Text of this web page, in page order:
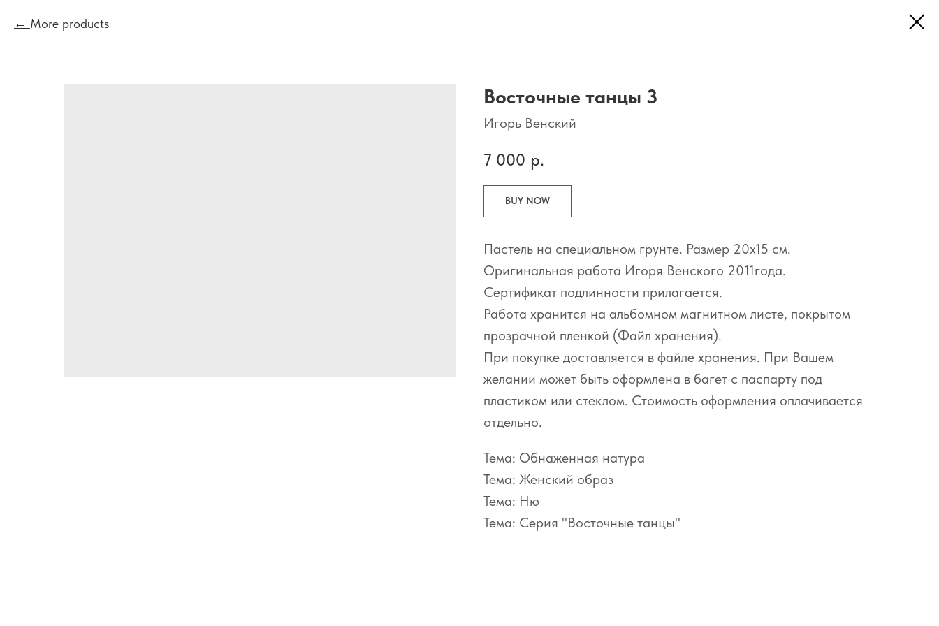
More products
Восточные танцы 3
Игорь Венский
7 000 р.
BUY NOW
Пастель на специальном грунте. Размер 20х15 см.
Оригинальная работа Игоря Венского 2011года.
Сертификат подлинности прилагается.
Работа хранится на альбомном магнитном листе, покрытом
прозрачной пленкой (Файл хранения).
При покупке доставляется в файле хранения. При Вашем
желании может быть оформлена в багет с паспарту под
пластиком или стеклом. Стоимость оформления оплачивается
отдельно.
Тема: Обнаженная натура
Тема: Женский образ
Тема: Ню
Тема: Серия "Восточные танцы"